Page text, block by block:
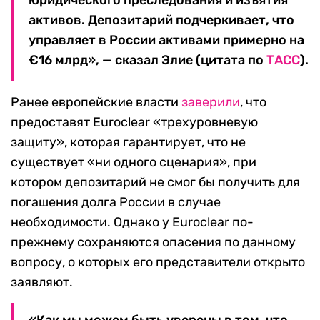
активов. Депозитарий подчеркивает, что
управляет в России активами примерно на
€16 млрд», — сказал Элие (цитата по ТАСС).
Ранее европейские власти заверили, что
предоставят Euroclear «трехуровневую
защиту», которая гарантирует, что не
существует «ни одного сценария», при
котором депозитарий не смог бы получить для
погашения долга России в случае
необходимости. Однако у Euroclear по-
прежнему сохраняются опасения по данному
вопросу, о которых его представители открыто
заявляют.